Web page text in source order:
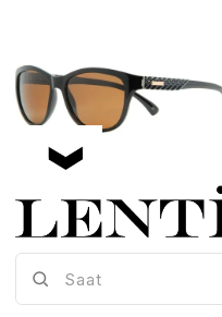
Mia-Maria-OF127-C2-56